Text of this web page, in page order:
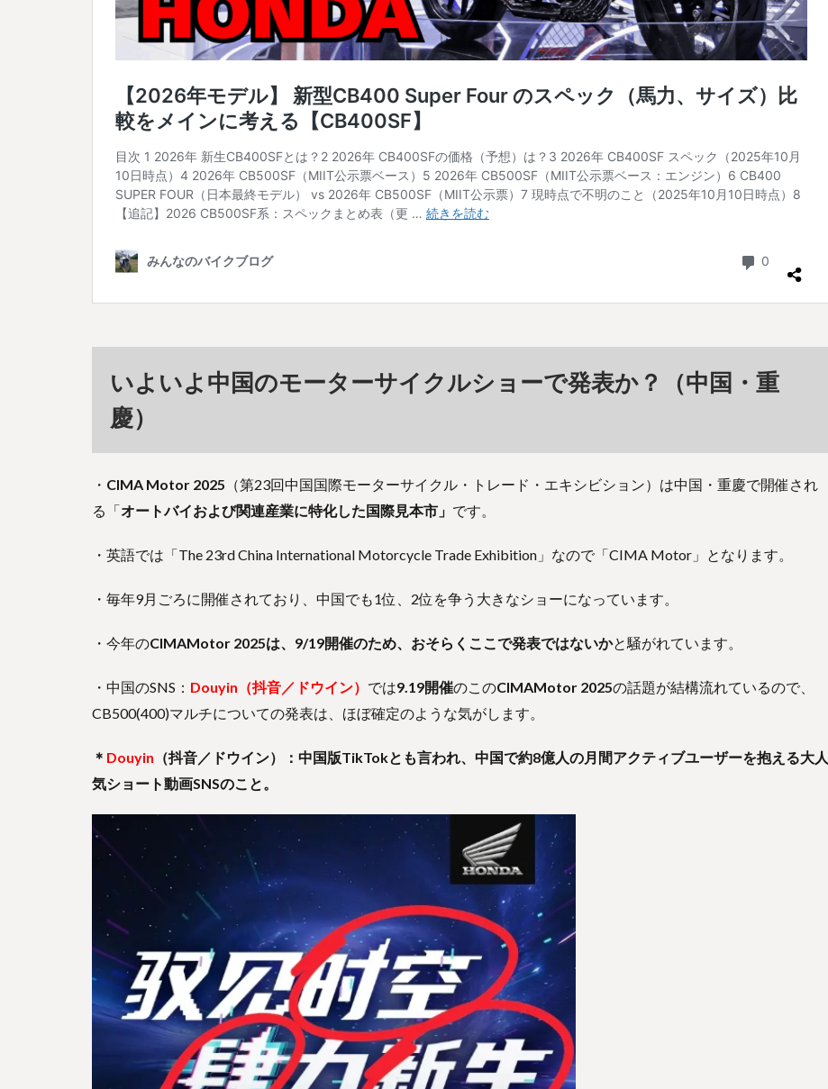
いよいよ中国のモーターサイクルショーで発表か？（中国・重
慶）
・ CIMA Motor 2025 （第23回中国国際モーターサイクル・トレード・エキシビション）は中国・重慶で開催され
る「オートバイおよび関連産業に特化した国際見本市」 です。
・英語では「The 23rd China International Motorcycle Trade Exhibition」なので「CIMA Motor」となります。
・毎年9月ごろに開催されており、中国でも1位、2位を争う大きなショーになっています。
・今年のCIMAMotor 2025は、9/19開催のため、おそらくここで発表ではないかと騒がれています。
・中国のSNS： Douyin（抖音／ドウイン） では9.19開催のこのCIMAMotor 2025の話題が結構流れているので、
CB500(400)マルチについての発表は、ほぼ確定のような気がします。
＊ Douyin （抖音／ドウイン）：中国版TikTokとも言われ、中国で約8億人の月間アクティブユーザーを抱える大人
気ショート動画SNSのこと。